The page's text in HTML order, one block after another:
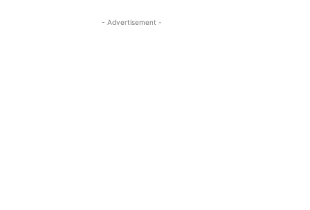
- Advertisement -